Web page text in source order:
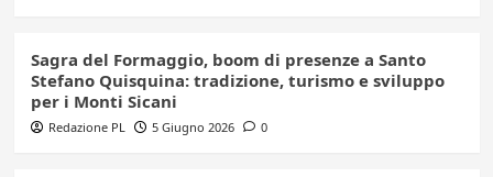
Sagra del Formaggio, boom di presenze a Santo
Stefano Quisquina: tradizione, turismo e sviluppo
per i Monti Sicani
Redazione PL 5 Giugno 2026 0